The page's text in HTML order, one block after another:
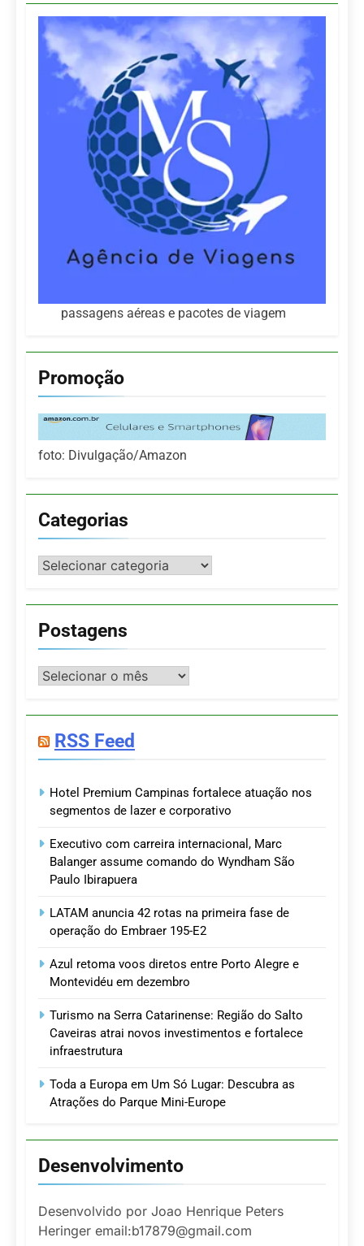
passagens aéreas e pacotes de viagem
Promoção
foto: Divulgação/Amazon
Categorias
Categorias
Postagens
Postagens
RSS Feed
Hotel Premium Campinas fortalece atuação nos
segmentos de lazer e corporativo
Executivo com carreira internacional, Marc
Balanger assume comando do Wyndham São
Paulo Ibirapuera
LATAM anuncia 42 rotas na primeira fase de
operação do Embraer 195-E2
Azul retoma voos diretos entre Porto Alegre e
Montevidéu em dezembro
Turismo na Serra Catarinense: Região do Salto
Caveiras atrai novos investimentos e fortalece
infraestrutura
Toda a Europa em Um Só Lugar: Descubra as
Atrações do Parque Mini-Europe
Desenvolvimento
Desenvolvido por Joao Henrique Peters
Heringer email:b17879@gmail.com